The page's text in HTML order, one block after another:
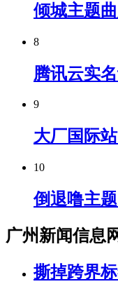
倾城主题
8
腾讯云实
9
大厂国际
10
倒退噜主
广州新闻信息
撕掉跨界